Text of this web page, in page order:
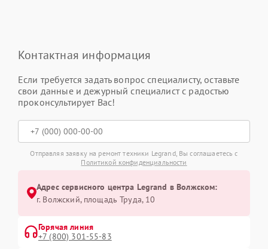
Контактная информация
Если требуется задать вопрос специалисту, оставьте
свои данные и дежурный специалист с радостью
проконсультирует Вас!
Отправляя заявку на ремонт техники Legrand, Вы соглашаетесь с
Политикой конфиденциальности
Адрес сервисного центра Legrand в Волжском:
г. Волжский, площадь Труда, 10
Горячая линия
+7 (800) 301-55-83